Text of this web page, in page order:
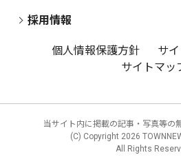
採用情報
個人情報保護方針
サ
サイトマッ
当サイト内に掲載の記事・写真等の
(C) Copyright 2026
All Rights